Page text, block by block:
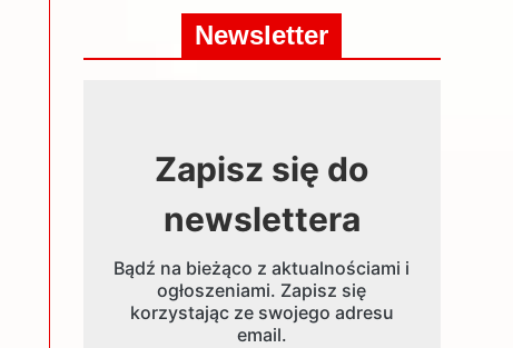
Newsletter
Zapisz się do
newslettera
Bądź na bieżąco z aktualnościami i
ogłoszeniami. Zapisz się
korzystając ze swojego adresu
email.